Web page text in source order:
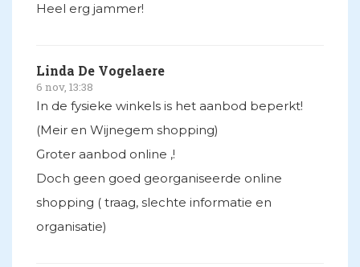
Heel erg jammer!
Linda De Vogelaere
6 nov, 13:38
In de fysieke winkels is het aanbod beperkt!
(Meir en Wijnegem shopping)
Groter aanbod online ,!
Doch geen goed georganiseerde online
shopping ( traag, slechte informatie en
organisatie)